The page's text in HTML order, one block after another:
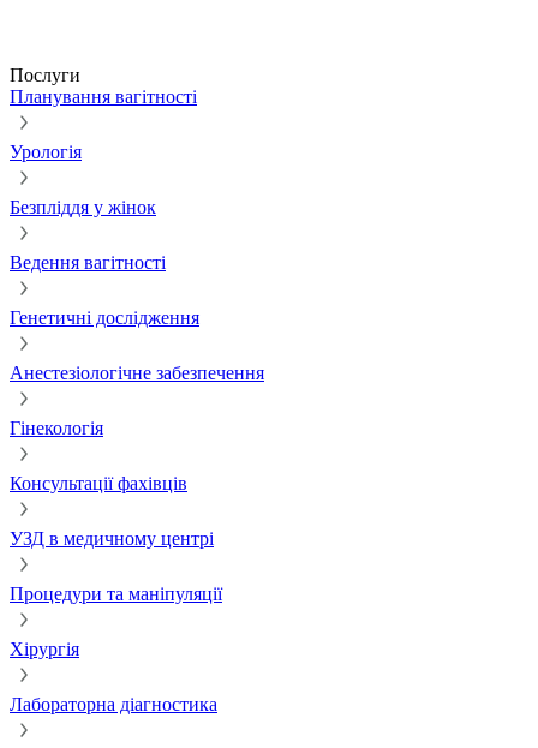
Послуги
Планування вагітності
Урологія
Безпліддя у жінок
Ведення вагітності
Генетичні дослідження
Анестезіологічне забезпечення
Гінекологія
Консультації фахівців
УЗД в медичному центрі
Процедури та маніпуляції
Хірургія
Лабораторна діагностика